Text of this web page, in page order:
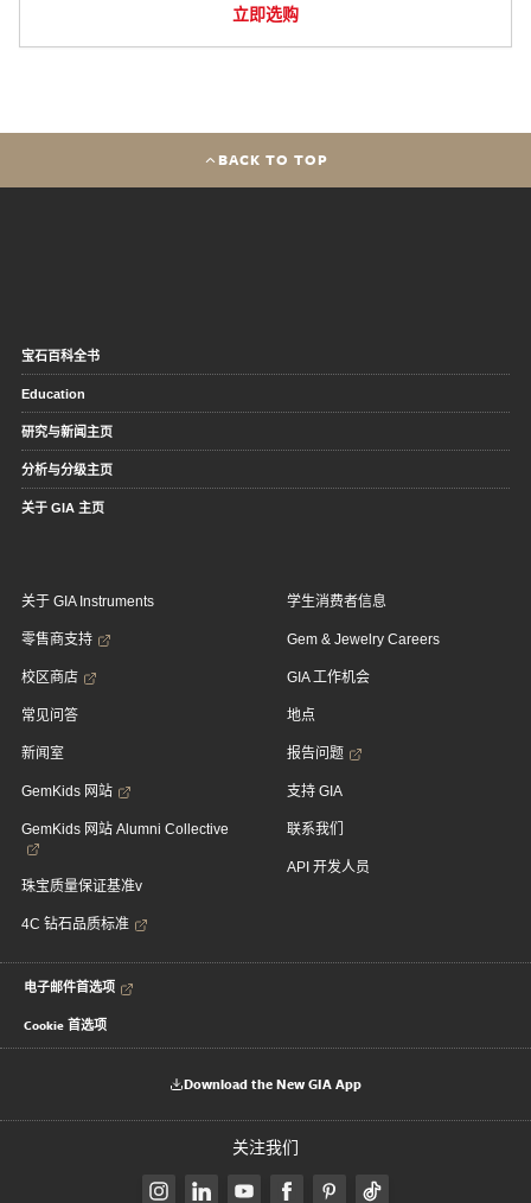
立即选购
BACK TO TOP
宝石百科全书
Education
研究与新闻主页
分析与分级主页
关于 GIA 主页
关于 GIA Instruments
零售商支持
校区商店
常见问答
新闻室
GemKids 网站
GemKids 网站 Alumni Collective
珠宝质量保证基准v
4C 钻石品质标准
学生消费者信息
Gem & Jewelry Careers
GIA 工作机会
地点
报告问题
支持 GIA
联系我们
API 开发人员
电子邮件首选项
Cookie 首选项
Download the New GIA App
关注我们